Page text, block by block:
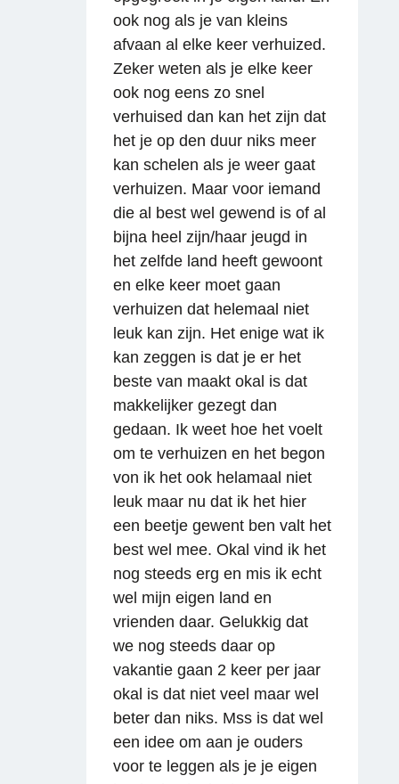
ook nog als je van kleins
afvaan al elke keer verhuized.
Zeker weten als je elke keer
ook nog eens zo snel
verhuised dan kan het zijn dat
het je op den duur niks meer
kan schelen als je weer gaat
verhuizen. Maar voor iemand
die al best wel gewend is of al
bijna heel zijn/haar jeugd in
het zelfde land heeft gewoont
en elke keer moet gaan
verhuizen dat helemaal niet
leuk kan zijn. Het enige wat ik
kan zeggen is dat je er het
beste van maakt okal is dat
makkelijker gezegt dan
gedaan. Ik weet hoe het voelt
om te verhuizen en het begon
von ik het ook helamaal niet
leuk maar nu dat ik het hier
een beetje gewent ben valt het
best wel mee. Okal vind ik het
nog steeds erg en mis ik echt
wel mijn eigen land en
vrienden daar. Gelukkig dat
we nog steeds daar op
vakantie gaan 2 keer per jaar
okal is dat niet veel maar wel
beter dan niks. Mss is dat wel
een idee om aan je ouders
voor te leggen als je je eigen